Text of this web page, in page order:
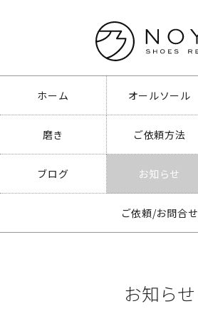
ホーム オールソール
磨き ご依頼方法
ブログ お知らせ
ご依頼/お問合せ
お知らせ